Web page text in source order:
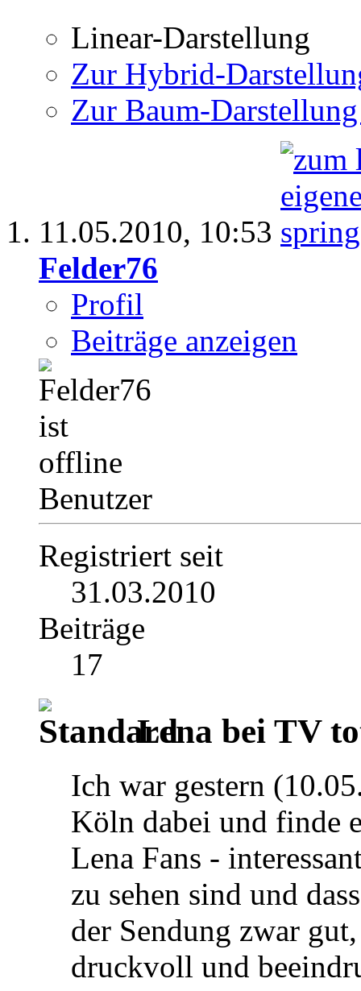
Linear-Darstellung
Zur Hybrid-
Zur Baum-
11.05.2010, 10:53
Felder76
Profil
Beiträge anzeigen
Benutzer
Registriert seit
31.03.2010
Beiträge
17
Lena bei TV
Ich war gestern
Köln dabei und finde
Lena Fans -
zu sehen sind und
der Sendung zwar
druckvoll und